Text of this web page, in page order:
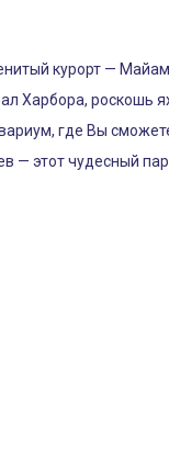
курорт —
Харбора, роскошь
где Вы
этот чудесный